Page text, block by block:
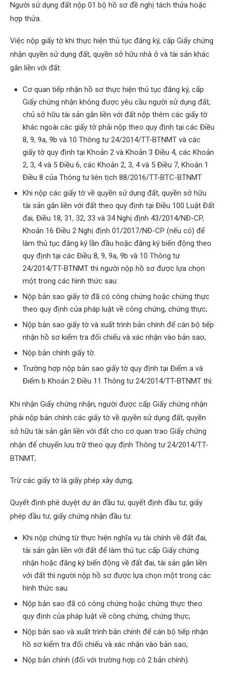
Người sử dụng đất nộp 01 bộ hồ sơ đề nghị tách thửa hoặc
hợp thửa.
Việc nộp giấy tờ khi thực hiện thủ tục đăng ký, cấp Giấy chứng
nhận quyền sử dụng đất, quyền sở hữu nhà ở và tài sản khác
gắn liền với đất:
Cơ quan tiếp nhận hồ sơ thực hiện thủ tục đăng ký, cấp
Giấy chứng nhận không được yêu cầu người sử dụng đất,
chủ sở hữu tài sản gắn liền với đất nộp thêm các giấy tờ
khác ngoài các giấy tờ phải nộp theo quy định tại các Điều
8, 9, 9a, 9b và 10 Thông tư 24/2014/TT-BTNMT và các
giấy tờ quy định tại Khoản 2 và Khoản 3 Điều 4, các Khoản
2, 3, 4 và 5 Điều 6, các Khoản 2, 3, 4 và 5 Điều 7, Khoản 1
Điều 8 của Thông tư liên tịch 88/2016/TT-BTC-BTNMT
Khi nộp các giấy tờ về quyền sử dụng đất, quyền sở hữu
tài sản gắn liền với đất theo quy định tại Điều 100 Luật Đất
đai, Điều 18, 31, 32, 33 và 34 Nghị định 43/2014/NĐ-CP,
Khoản 16 Điều 2 Nghị định 01/2017/NĐ-CP (nếu có) để
làm thủ tục đăng ký lần đầu hoặc đăng ký biến động theo
quy định tại các Điều 8, 9, 9a, 9b và 10 Thông tư
24/2014/TT-BTNMT thì người nộp hồ sơ được lựa chọn
một trong các hình thức sau:
Nộp bản sao giấy tờ đã có công chứng hoặc chứng thực
theo quy định của pháp luật về công chứng, chứng thực;
Nộp bản sao giấy tờ và xuất trình bản chính để cán bộ tiếp
nhận hồ sơ kiểm tra đối chiếu và xác nhận vào bản sao;
Nộp bản chính giấy tờ.
Trường hợp nộp bản sao giấy tờ quy định tại Điểm a và
Điểm b Khoản 2 Điều 11 Thông tư 24/2014/TT-BTNMT thì:
Khi nhận Giấy chứng nhận, người được cấp Giấy chứng nhận
phải nộp bản chính các giấy tờ về quyền sử dụng đất, quyền
sở hữu tài sản gắn liền với đất cho cơ quan trao Giấy chứng
nhận để chuyển lưu trữ theo quy định Thông tư 24/2014/TT-
BTNMT;
Trừ các giấy tờ là giấy phép xây dựng;
Quyết định phê duyệt dự án đầu tư, quyết định đầu tư, giấy
phép đầu tư, giấy chứng nhận đầu tư.
Khi nộp chứng từ thực hiện nghĩa vụ tài chính về đất đai,
tài sản gắn liền với đất để làm thủ tục cấp Giấy chứng
nhận hoặc đăng ký biến động về đất đai, tài sản gắn liền
với đất thì người nộp hồ sơ được lựa chọn một trong các
hình thức sau:
Nộp bản sao đã có công chứng hoặc chứng thực theo
quy định của pháp luật về công chứng, chứng thực;
Nộp bản sao và xuất trình bản chính để cán bộ tiếp nhận
hồ sơ kiểm tra đối chiếu và xác nhận vào bản sao;
Nộp bản chính (đối với trường hợp có 2 bản chính).